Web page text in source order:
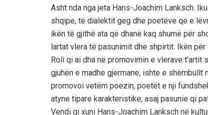
Asht nda nga jeta Hans-Joachim Lanksch.
shqipe, të dialektit geg dhe poetëve që e
ikën të gjithë ata që dhanë kaq shumë për
lartat vlera të pasunimit dhe shpirtit. Ikën
Roli qi ai dha në promovimin e vlerave t’artit
gjuhën e madhe gjermane, ishte e shëmbullt
promovoi vetëm poezin, poetët e nji
atyne tipare karakteristike, asaj pasunie qi
Vendi qi xuni Hans-Joachim Lanksch në